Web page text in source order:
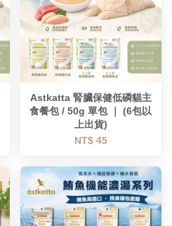
Astkatta 腎臟保健低磷貓主
食餐包 / 50g 單包 ｜ (6包以
上出貨)
NT$ 45